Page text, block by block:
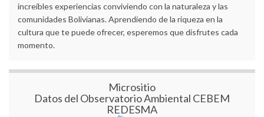
increíbles experiencias conviviendo con la naturaleza y las
comunidades Bolivianas. Aprendiendo de la riqueza en la
cultura que te puede ofrecer, esperemos que disfrutes cada
momento.
Micrositio
Datos del Observatorio Ambiental CEBEM
REDESMA